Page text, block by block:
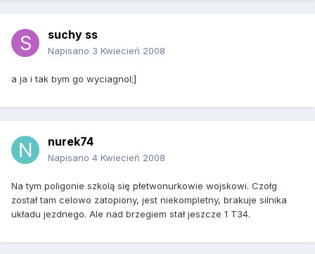
suchy ss
Napisano 3 Kwiecień 2008
a ja i tak bym go wyciagnol;]
nurek74
Napisano 4 Kwiecień 2008
Na tym poligonie szkolą się płetwonurkowie wojskowi. Czołg
został tam celowo zatopiony, jest niekompletny, brakuje silnika
układu jezdnego. Ale nad brzegiem stał jeszcze 1 T34.